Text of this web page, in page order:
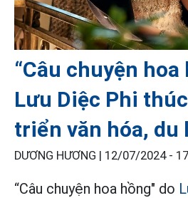
“Câu chuyện hoa
Lưu Diệc Phi
triển văn hóa, du
DƯƠNG HƯƠNG | 12/07/2024 -
“Câu chuyện hoa hồng" do